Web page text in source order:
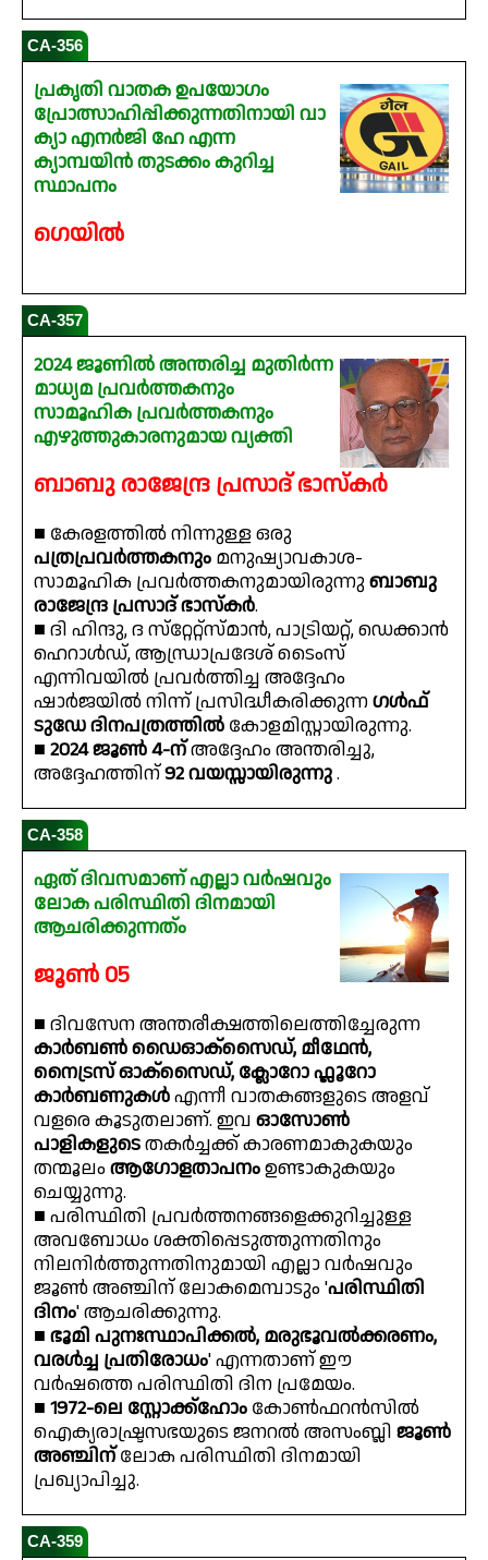
CA-356
പ്രകൃതി വാതക ഉപയോഗം
പ്രോത്സാഹിപ്പിക്കുന്നതിനായി വാ
ക്യാ എനർജി ഹേ എന്ന
ക്യാമ്പയിൻ തുടക്കം കുറിച്ച
സ്ഥാപനം
ഗെയിൽ
CA-357
2024 ജൂണിൽ അന്തരിച്ച മുതിർന്ന
മാധ്യമ പ്രവർത്തകനും
സാമൂഹിക പ്രവർത്തകനും
എഴുത്തുകാരനുമായ വ്യക്തി
ബാബു രാജേന്ദ്ര പ്രസാദ് ഭാസ്കർ
■ കേരളത്തിൽ നിന്നുള്ള ഒരു
പത്രപ്രവർത്തകനും മനുഷ്യാവകാശ-
സാമൂഹിക പ്രവർത്തകനുമായിരുന്നു ബാബു
രാജേന്ദ്ര പ്രസാദ് ഭാസ്കർ.
■ ദി ഹിന്ദു, ദ സ്‌റ്റേറ്റ്‌സ്‌മാൻ, പാട്രിയറ്റ്, ഡെക്കാൻ
ഹെറാൾഡ്, ആന്ധ്രാപ്രദേശ് ടൈംസ്
എന്നിവയിൽ പ്രവർത്തിച്ച അദ്ദേഹം
ഷാർജയിൽ നിന്ന് പ്രസിദ്ധീകരിക്കുന്നഗൾഫ്
ടുഡേ ദിനപത്രത്തിൽ കോളമിസ്റ്റായിരുന്നു.
■ 2024 ജൂൺ 4-ന്അദ്ദേഹം അന്തരിച്ചു,
അദ്ദേഹത്തിന്92 വയസ്സായിരുന്നു.
CA-358
ഏത് ദിവസമാണ് എല്ലാ വർഷവും
ലോക പരിസ്ഥിതി ദിനമായി
ആചരിക്കുന്നത്ം
ജൂൺ 05
■ ദിവസേന അന്തരീക്ഷത്തിലെത്തിച്ചേരുന്ന
കാർബൺ ഡൈഓക്സൈഡ്, മീഥേൻ,
നൈട്രസ് ഓക്സൈഡ്, ക്ലോറോ ഫ്ലൂറോ
കാർബണുകൾഎന്നീ വാതകങ്ങളുടെ അളവ്
വളരെ കൂടുതലാണ്. ഇവ ഓസോൺ
പാളികളുടെതകർച്ചക്ക് കാരണമാകുകയും
തന്മൂലം ആഗോളതാപനംഉണ്ടാകുകയും
ചെയ്യുന്നു.
■ പരിസ്ഥിതി പ്രവർത്തനങ്ങളെക്കുറിച്ചുള്ള
അവബോധം ശക്തിപ്പെടുത്തുന്നതിനും
നിലനിർത്തുന്നതിനുമായി എല്ലാ വർഷവും
ജൂൺ അഞ്ചിന് ലോകമെമ്പാടും 'പരിസ്ഥിതി
ദിനം' ആചരിക്കുന്നു.
■ ഭൂമി പുനഃസ്ഥാപിക്കൽ, മരുഭൂവൽക്കരണം,
വരൾച്ച പ്രതിരോധം' എന്നതാണ് ഈ
വർഷത്തെ പരിസ്ഥിതി ദിന പ്രമേയം.
■ 1972-ലെ സ്റ്റോക്ക്ഹോം കോൺഫറൻസിൽ
ഐക്യരാഷ്ട്രസഭയുടെ ജനറൽ അസംബ്ലി ജൂൺ
അഞ്ചിന്ലോക പരിസ്ഥിതി ദിനമായി
പ്രഖ്യാപിച്ചു.
CA-359